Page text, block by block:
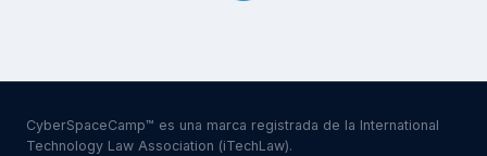
CyberSpaceCamp™ es una marca registrada de la International
Technology Law Association (iTechLaw).